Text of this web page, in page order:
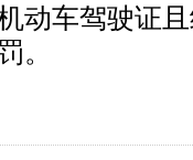
动车驾驶证
。